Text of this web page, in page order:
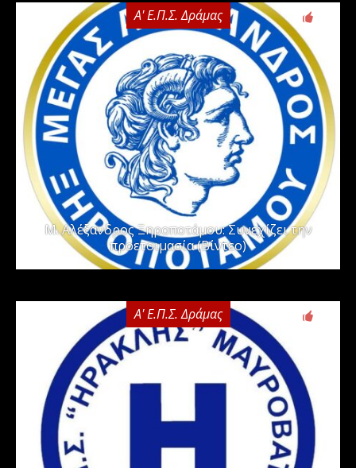
Α' Ε.Π.Σ. Δράμας
Μ. Αλέξανδρος Ξηροποτάμου: Συνεχίζει την
προετοιμασία (Βίντεο)
Α' Ε.Π.Σ. Δράμας